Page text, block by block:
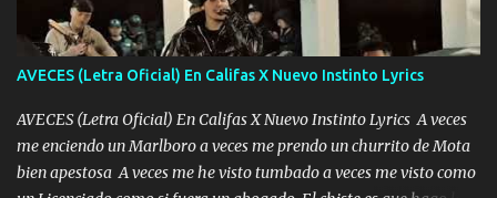
AVECES (Letra Oficial) En Califas X Nuevo Instinto Lyrics
AVECES (Letra Oficial) En Califas X Nuevo Instinto Lyrics A veces
me enciendo un Marlboro a veces me prendo un churrito de Mota
bien apestosa A veces me he visto tumbado a veces me visto como